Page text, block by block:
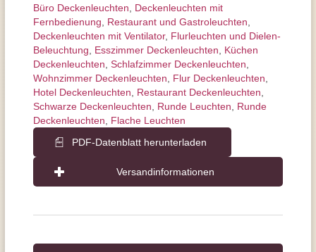
Büro Deckenleuchten
Deckenleuchten mit
Fernbedienung
Restaurant und Gastroleuchten
Deckenleuchten mit Ventilator, Flurleuchten und Dielen-
Beleuchtung
Esszimmer Deckenleuchten
Küchen
Deckenleuchten Schlafzimmer Deckenleuchten
Wohnzimmer Deckenleuchten
Flur Deckenleuchten
Hotel Deckenleuchten
Restaurant Deckenleuchten
Schwarze Deckenleuchten
Runde Leuchten
Runde
Deckenleuchten
Flache Leuchten
PDF-Datenblatt herunterladen
Versandinformationen